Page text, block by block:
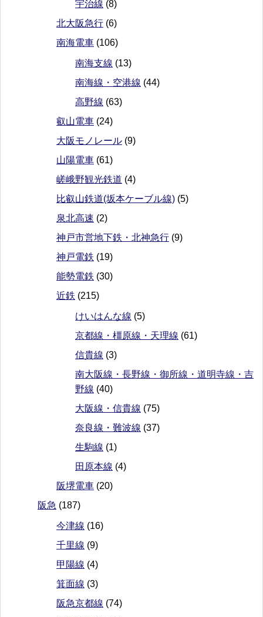
宇治線 (8)
北大阪急行 (6)
南海電車 (106)
南海支線 (13)
南海線・空港線 (44)
高野線 (63)
叡山電車 (24)
大阪モノレール (9)
山陽電車 (61)
嵯峨野観光鉄道 (4)
比叡山鉄道(坂本ケーブル線) (5)
泉北高速 (2)
神戸市営地下鉄・北神急行 (9)
神戸電鉄 (19)
能勢電鉄 (30)
近鉄 (215)
けいはんな線 (5)
京都線・橿原線・天理線 (61)
信貴線 (3)
南大阪線・長野線・御所線・道明寺線・吉
野線 (40)
大阪線・信貴線 (75)
奈良線・難波線 (37)
生駒線 (1)
田原本線 (4)
阪堺電車 (20)
阪急 (187)
今津線 (16)
千里線 (9)
甲陽線 (4)
箕面線 (3)
阪急京都線 (74)